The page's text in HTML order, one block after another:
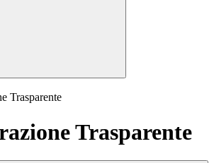
Trasparente
Trasparente